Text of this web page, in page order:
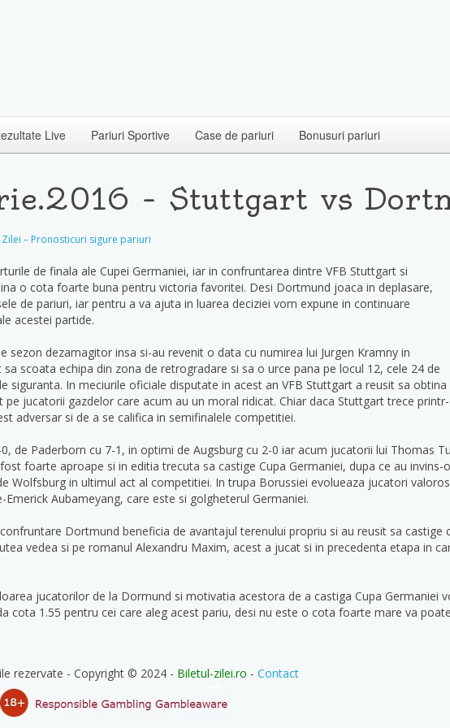
Live Pariuri Sportive Case de pariuri Bonusuri pariuri
– Stuttgart vs
Zilei – Pronosticuri sigure pariuri
de finala ale Cupei Germaniei, iar in confruntarea dintre VFB Stuttgart si
o cota foarte buna pentru victoria favoritei. Desi Dortmund joaca in deplasare,
de pariuri, iar pentru a va ajuta in luarea deciziei vom expune in continuare
acestei partide.
sezon dezamagitor insa si-au revenit o data cu numirea lui Jurgen Kramny in
scoata echipa din zona de retrogradare si sa o urce pana pe locul 12, cele 24 de
In meciurile oficiale disputate in acest an VFB Stuttgart a reusit sa
jucatorii gazdelor care acum au un moral ridicat. Chiar daca Stuttgart trece
adversar si de a se califica in semifinalele competitiei.
de Paderborn cu 7-1, in optimi de Augsburg cu 2-0 iar acum jucatorii lui Thomas
foarte aproape si in editia trecuta sa castige Cupa Germaniei, dupa ce au invins-
Wolfsburg in ultimul act al competitiei. In trupa Borussiei evolueaza jucatori
Aubameyang, care este si golgheterul Germaniei.
Dortmund beneficia de avantajul terenului propriu si au reusit sa castige
vedea si pe romanul Alexandru Maxim, acest a jucat si in precedenta etapa in
jucatorilor de la Dormund si motivatia acestora de a castiga Cupa Germaniei
cota 1.55 pentru cei care aleg acest pariu, desi nu este o cota foarte mare va
rezervate - Copyright © 2024 - Biletul-zilei.ro - Contact